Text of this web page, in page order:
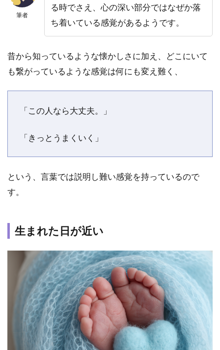
先
生：
5.3
先
ミデ
ィア.
先
フィ
ヘレ
ネ先
ル
と
筆者
る時でさえ、心の深い部分ではなぜか落
ち着いている感覚があるようです。
昔から知っているような懐かしさに加え、どこにいて
も繋がっているような感覚は何にも変え難く、
「この人なら大丈夫。」
「きっとうまくいく」
という、言葉では説明し難い感覚を持っているので
す。
生まれた日が近い